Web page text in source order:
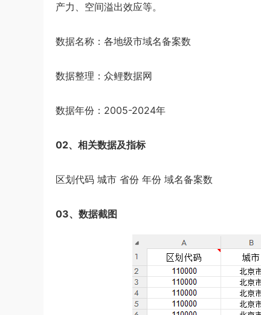
产力、空间溢出效应等。
数据名称：各地级市域名备案数
数据整理：众鲤数据网
数据年份：2005-2024年
02、相关数据及指标
区划代码 城市 省份 年份 域名备案数
03、数据截图